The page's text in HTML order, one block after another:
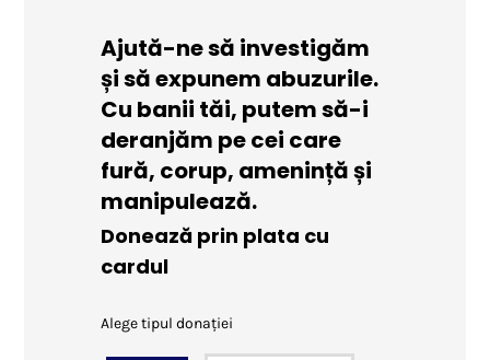
Ajută-ne să investigăm
și să expunem abuzurile.
Cu banii tăi, putem să-i
deranjăm pe cei care
fură, corup, amenință și
manipulează.
Donează prin plata cu
cardul
Alege tipul donației